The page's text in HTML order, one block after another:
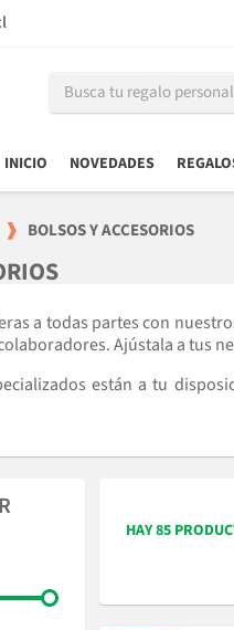
INICIO NOVEDADES
BOLSOS Y ACCESORIOS
a todas partes con
Ajústala a tus
están a tu
HAY 85